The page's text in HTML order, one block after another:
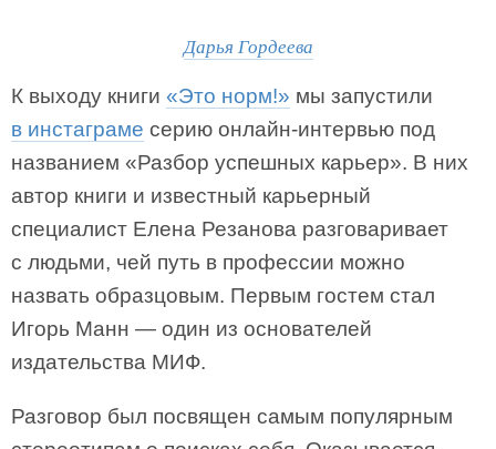
Дарья Гордеева
К выходу книги «Это норм!» мы запустили
в инстаграме серию онлайн-интервью под
названием «Разбор успешных карьер». В них
автор книги и известный карьерный
специалист Елена Резанова разговаривает
с людьми, чей путь в профессии можно
назвать образцовым. Первым гостем стал
Игорь Манн — один из основателей
издательства МИФ.
Разговор был посвящен самым популярным